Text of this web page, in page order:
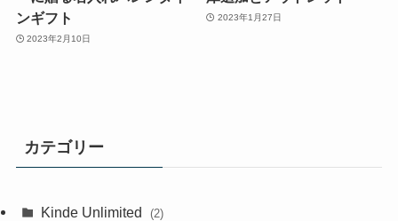
ンギフト
2023年2月10日
2023年1月27日
カテゴリー
Kinde Unlimited (2)